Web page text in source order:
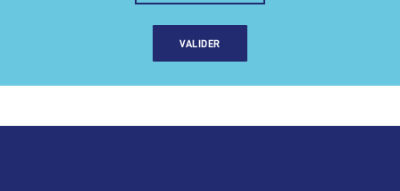
VALIDER